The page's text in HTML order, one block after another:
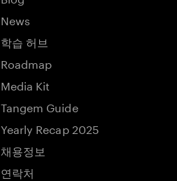
News
학습 허브
Roadmap
Media Kit
Tangem Guide
Yearly Recap 2025
채용정보
연락처